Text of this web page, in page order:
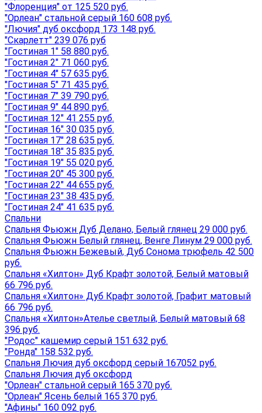
"Флоренция" от 125 520 руб.
"Орлеан" стальной серый 160 608 руб.
"Лючия" дуб оксфорд 173 148 руб.
"Скарлетт" 239 076 руб
"Гостиная 1" 58 880 руб.
"Гостиная 2" 71 060 руб.
"Гостиная 4" 57 635 руб.
"Гостиная 5" 71 435 руб.
"Гостиная 7" 39 790 руб.
"Гостиная 9" 44 890 руб.
"Гостиная 12" 41 255 руб.
"Гостиная 16" 30 035 руб.
"Гостиная 17" 28 635 руб.
"Гостиная 18" 35 835 руб.
"Гостиная 19" 55 020 руб.
"Гостиная 20" 45 300 руб.
"Гостиная 22" 44 655 руб.
"Гостиная 23" 38 435 руб.
"Гостиная 24" 41 635 руб.
Спальни
Спальня Фьюжн Дуб Делано, Белый глянец 29 000 руб.
Спальня Фьюжн Белый глянец, Венге Линум 29 000 руб.
Спальня Фьюжн Бежевый, Дуб Сонома трюфель 42 500
руб.
Спальня «Хилтон» Дуб Крафт золотой, Белый матовый
66 796 руб.
Спальня «Хилтон» Дуб Крафт золотой, Графит матовый
66 796 руб.
Спальня «Хилтон»Ателье светлый, Белый матовый 68
396 руб.
"Родос" кашемир серый 151 632 руб.
"Ронда" 158 532 руб.
Спальня Лючия дуб оксфорд серый 167052 руб.
Спальня Лючия дуб оксфорд
"Орлеан" стальной серый 165 370 руб.
"Орлеан" Ясень белый 165 370 руб.
"Афины" 160 092 руб.